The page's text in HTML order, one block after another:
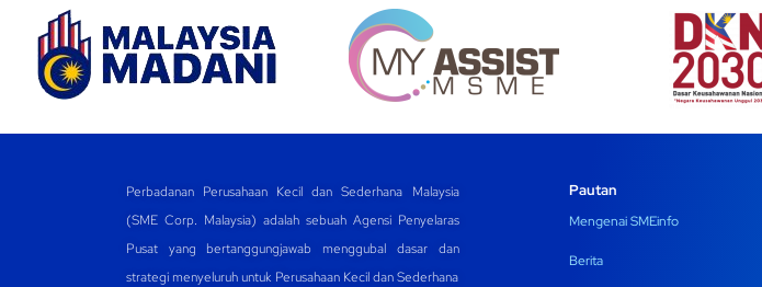
Perbadanan Perusahaan Kecil dan Sederhana Malaysia
(SME Corp. Malaysia) adalah sebuah Agensi Penyelaras
Pusat yang bertanggungjawab menggubal dasar dan
strategi menyeluruh untuk Perusahaan Kecil dan Sederhana
Pautan
Mengenai SMEinfo
Berita